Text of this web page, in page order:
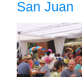
San Juan